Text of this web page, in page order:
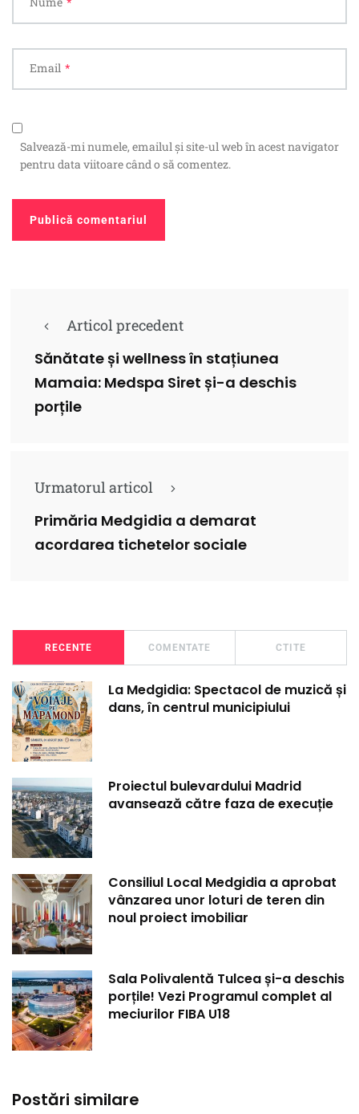
Email *
Salvează-mi numele, emailul și site-ul web în acest navigator
pentru data viitoare când o să comentez.
Articol precedent
Sănătate și wellness în stațiunea
Mamaia: Medspa Siret și-a deschis
porțile
Urmatorul articol
Primăria Medgidia a demarat
acordarea tichetelor sociale
RECENTE COMENTATE CTITE
La Medgidia: Spectacol de muzică și
dans, în centrul municipiului
Proiectul bulevardului Madrid
avansează către faza de execuție
Consiliul Local Medgidia a aprobat
vânzarea unor loturi de teren din
noul proiect imobiliar
Sala Polivalentă Tulcea și-a deschis
porțile! Vezi Programul complet al
meciurilor FIBA U18
Postări similare